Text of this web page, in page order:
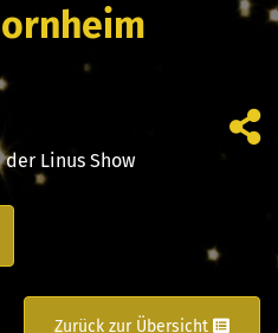
Linus Show
Zurück zur Übersicht